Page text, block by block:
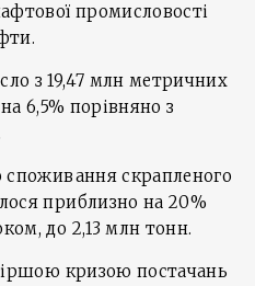
промисловості
з 19,47 млн метричних
6,5% порівняно з
споживання скрапленого
приблизно на 20%
до 2,13 млн тонн.
кризою постачань